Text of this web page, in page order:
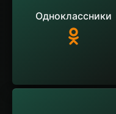
Одноклассники